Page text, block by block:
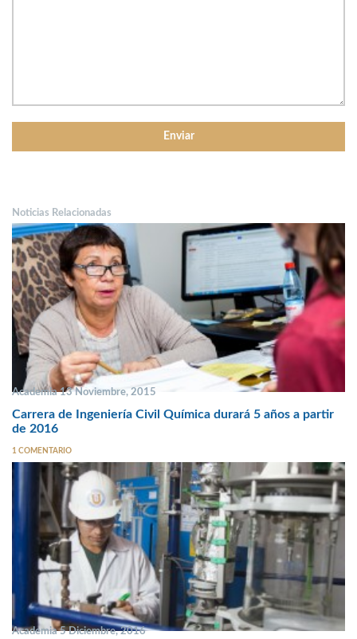
Noticias Relacionadas
Academia 13 Noviembre, 2015
Carrera de Ingeniería Civil Química durará 5 años a partir
de 2016
1 COMENTARIO
Academia 5 Diciembre, 2016